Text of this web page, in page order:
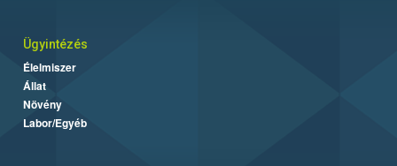
Ügyintézés
Élelmiszer
Állat
Növény
Labor/Egyéb